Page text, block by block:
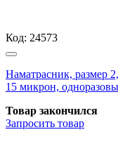
Код: 24573
Наматрасник, размер
15 микрон,
Товар закончился
Запросить товар